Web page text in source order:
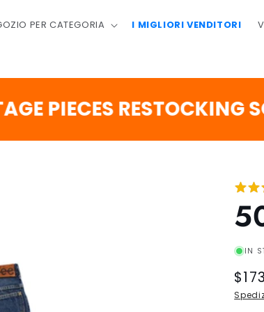
PER CATEGORIA I MIGLIORI VENDITORI
RESTOCKING SOON
IN